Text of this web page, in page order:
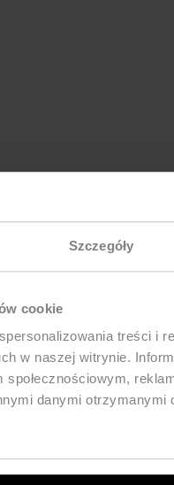
Szczegóły
cookie
treści i
w naszej witrynie.
społecznościowym,
danymi